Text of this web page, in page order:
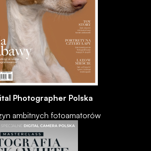
Photographer Polska
ambitnych fotoamatorów